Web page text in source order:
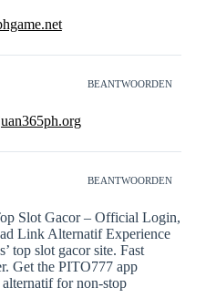
BEANTWOORDEN
BEANTWOORDEN
Slot Gacor – Official Login,
Link Alternatif Experience
top slot gacor site. Fast
Get the PITO777 app
for non-stop